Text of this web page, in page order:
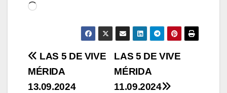
Cargando...
Navegación
de
LAS 5 DE VIVE
MÉRIDA
11.09.2024
LAS 5 DE VIVE
MÉRIDA
13.09.2024